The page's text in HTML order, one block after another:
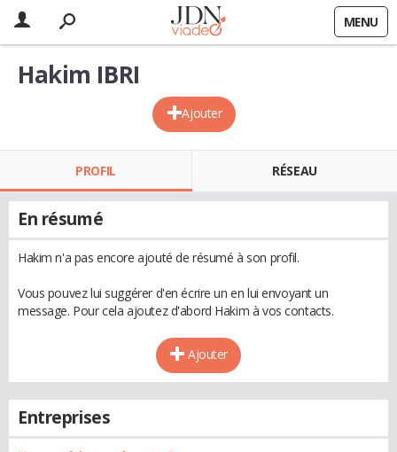
MENU
Ajouter
Hakim IBRI
PROFIL RÉSEAU
En résumé
Hakim n'a pas encore ajouté de résumé à son profil.
Vous pouvez lui suggérer d'en écrire un en lui envoyant un
message. Pour cela ajoutez d'abord Hakim à vos contacts.
Ajouter
Entreprises